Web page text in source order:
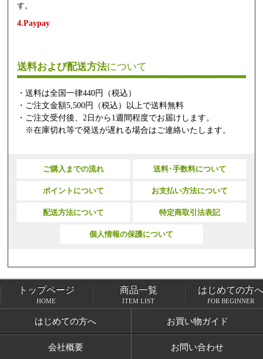
す。
4.Paypay
送料および配送方法について
・送料は全国一律440円（税込）
・ご注文金額5,500円（税込）以上で送料無料
・ご注文受付後、2日から1週間程度でお届けします。
※在庫切れ等で発送が遅れる場合はご連絡いたします。
ご購入までの流れ 送料･手数料について
ポイントについて お支払い方法について
配送方法について 特定商取引法表記
個人情報の保護について
トップページ 商品一覧
はじめての方へ お買い物ガイド
会社概要 お問い合わせ
トップページ
HOME
商品一覧
ITEM LIST
はじめての方へ
FOR BEGINNER